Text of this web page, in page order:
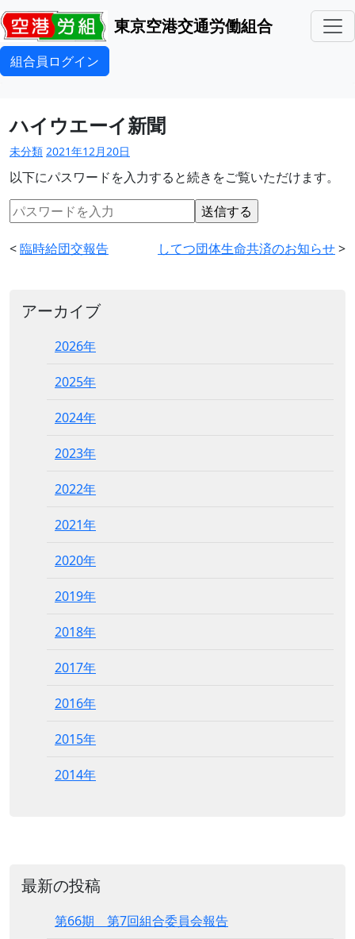
東京空港交通労働組合
組合員ログイン
アーカイブ
2026年
2025年
2024年
2023年
2022年
2021年
2020年
2019年
2018年
2017年
2016年
2015年
2014年
ハイウエーイ新聞
未分類 2021年12月20日
以下にパスワードを入力すると続きをご覧いただけます。
<臨時給団交報告 してつ団体生命共済のお知らせ>
最新の投稿
第66期 第7回組合委員会報告